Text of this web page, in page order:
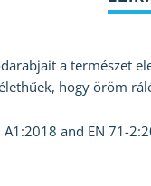
a természet
hogy öröm
and EN 71-